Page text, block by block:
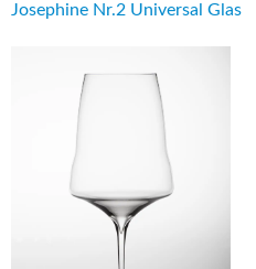
Josephine Nr.2 Universal Glas